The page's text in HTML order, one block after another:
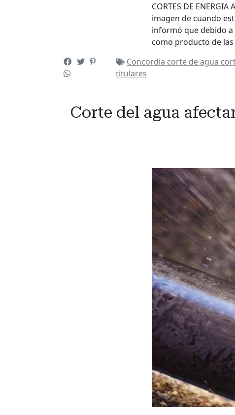
CORTES DE
imagen de cuando
informó que debido
como producto de
Concordia corte de agua
titulares
Corte del agua